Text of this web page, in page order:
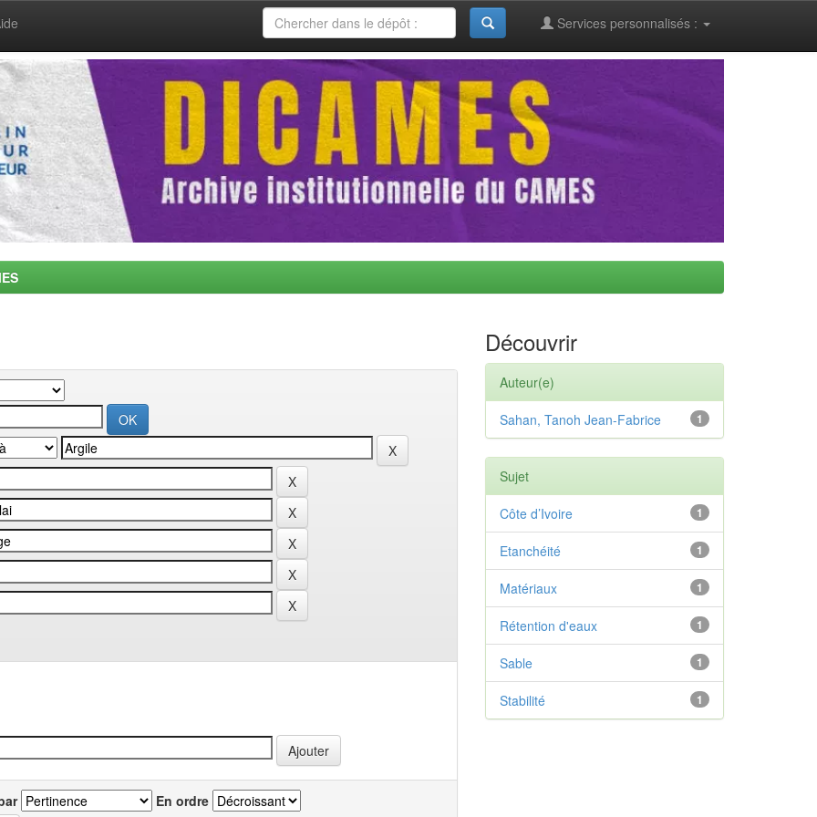
Services personnalisés :
En ordre
Découvrir
Auteur(e)
1
Sahan, Tanoh Jean-Fabrice
Sujet
1
Côte d’Ivoire
1
Etanchéité
1
Matériaux
1
Rétention d'eaux
1
Sable
1
Stabilité